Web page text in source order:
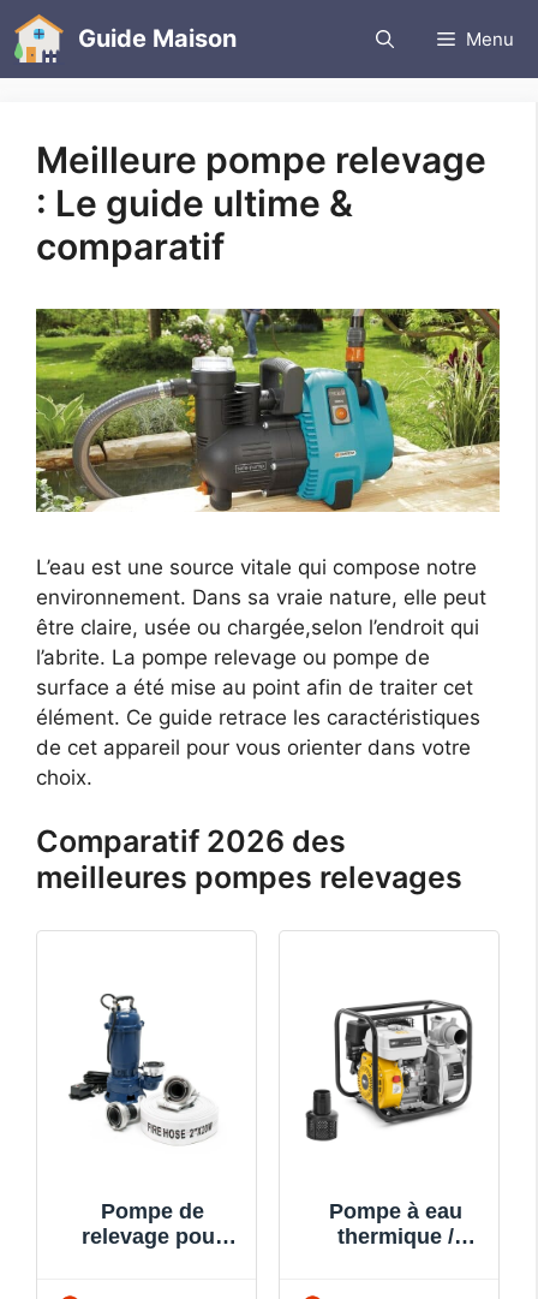
Aller
au
contenu
Guide Maison Menu
Meilleure pompe relevage
: Le guide ultime &
comparatif
L’eau est une source vitale qui compose notre
environnement. Dans sa vraie nature, elle peut
être claire, usée ou chargée,selon l’endroit qui
l’abrite. La pompe relevage ou pompe de
surface a été mise au point afin de traiter cet
élément. Ce guide retrace les caractéristiques
de cet appareil pour vous orienter dans votre
choix.
Comparatif 2026 des
meilleures pompes relevages
Pompe de
relevage pour
Pompe à eau
thermique /